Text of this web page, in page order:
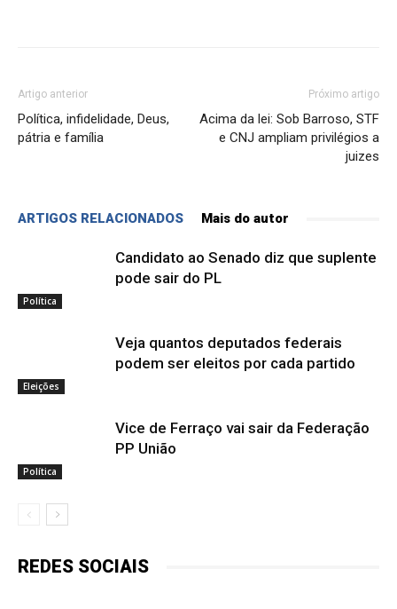
Artigo anterior
Política, infidelidade, Deus,
pátria e família
Próximo artigo
Acima da lei: Sob Barroso, STF
e CNJ ampliam privilégios a
juizes
ARTIGOS RELACIONADOS Mais do autor
Política
Candidato ao Senado diz que suplente
pode sair do PL
Eleições
Veja quantos deputados federais
podem ser eleitos por cada partido
Política
Vice de Ferraço vai sair da Federação
PP União
REDES SOCIAIS